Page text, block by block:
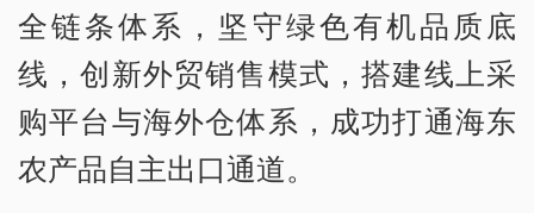
全链条体系，坚守绿色有机品质底
线，创新外贸销售模式，搭建线上采
购平台与海外仓体系，成功打通海东
农产品自主出口通道。